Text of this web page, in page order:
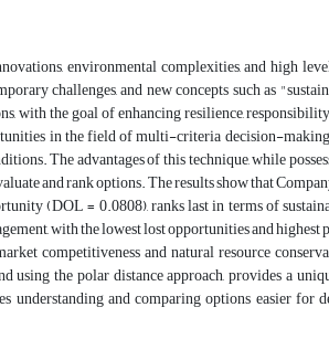
environmental complexities, and high
challenges, and new concepts such as
with the goal of enhancing resilience,
in the field of multi-criteria decision-
The advantages of this technique, while
and rank options. The results show that
(DOL = 0.0808), ranks last in terms of
with the lowest lost opportunities and
competitiveness and natural resource
using the polar distance approach, provides a
understanding and comparing options easier for